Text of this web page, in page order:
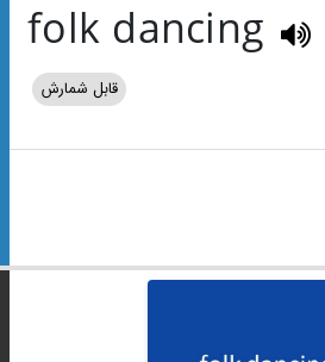
folk dancing
قابل شمارش